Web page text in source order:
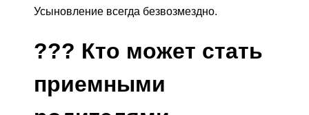
Усыновление всегда безвозмездно.
??? Кто может стать
приемными